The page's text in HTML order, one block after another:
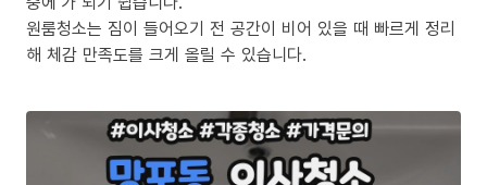
원룸청소는 짐이 들어오기 전 공간이 비어 있을 때 빠르게 정리
해 체감 만족도를 크게 올릴 수 있습니다.